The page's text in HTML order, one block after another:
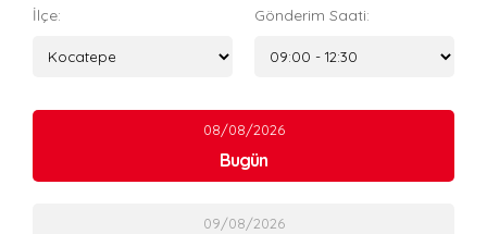
İlçe: Gönderim Saati:
08/08/2026
Bugün
09/08/2026